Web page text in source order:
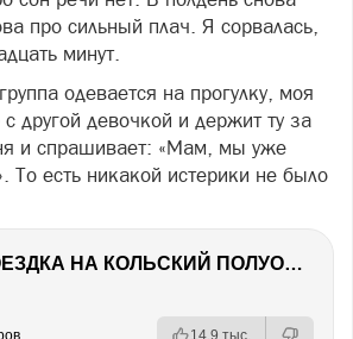
про сильный плач. Я сорвалась,
минут.
одевается на прогулку, моя
другой девочкой и держит ту за
и спрашивает: «Мам, мы уже
То есть никакой истерики не было
КИРОВСК – ПОЕЗДКА НА КОЛЬСКИЙ ПОЛУОСТРОВ
14.9 тыс.